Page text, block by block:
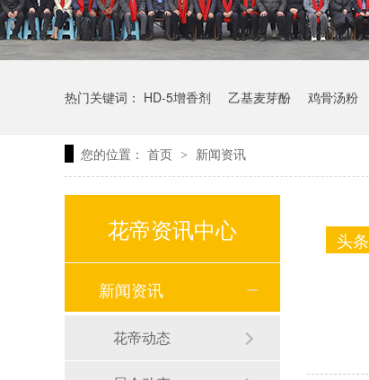
热门关键词： HD-5增香剂 乙基麦芽酚 鸡骨汤粉
您的位置： 首页 > 新闻资讯
头条
花帝资讯中心
新闻资讯
花帝动态